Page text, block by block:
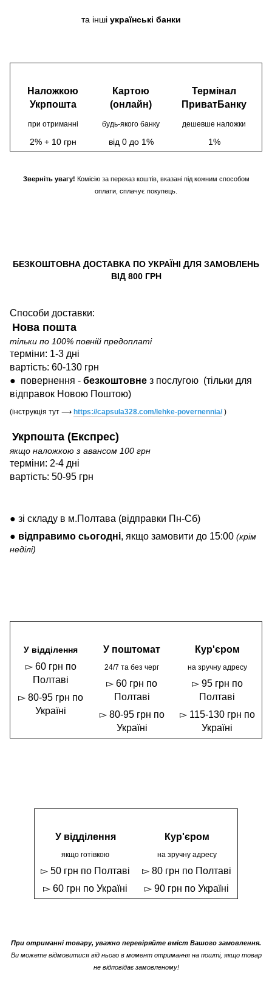
та інші українські банки
Наложкою
Укрпошта
Картою
(онлайн)
Термінал
ПриватБанку
при отриманні будь-якого банку дешевше наложки
2% + 10 грн від 0 до 1% 1%
Зверніть увагу! Комісію за переказ коштів, вказані під кожним способом
оплати, сплачує покупець.
БЕЗКОШТОВНА ДОСТАВКА ПО УКРАЇНІ ДЛЯ ЗАМОВЛЕНЬ
ВІД 800 ГРН
Способи доставки:
Нова пошта
тільки по 100% повній предоплаті
терміни: 1-3 дні
вартість: 60-130 грн
● повернення - безкоштовне з послугою (тільки для
відправок Новою Поштою)
(інструкція тут ⟶ https://capsula328.com/lehke-povernennia/)
Укрпошта (Експрес)
якщо наложкою з авансом 100 грн
терміни: 2-4 дні
вартість: 50-95 грн
● зі складу в м.Полтава (відправки Пн-Сб)
● відправимо сьогодні, якщо замовити до 15:00 (крім
неділі)
У відділення
▻ 60 грн по
Полтаві
▻ 80-95 грн по
Україні
У поштомат
24/7 та без черг
▻ 60 грн по
Полтаві
▻ 80-95 грн по
Україні
Кур'єром
на зручну адресу
▻ 95 грн по
Полтаві
▻ 115-130 грн по
Україні
У відділення
якщо готівкою
▻ 50 грн по Полтаві
▻ 60 грн по Україні
Кур'єром
на зручну адресу
▻ 80 грн по Полтаві
▻ 90 грн по Україні
При отриманні товару, уважно перевіряйте вміст Вашого замовлення.
Ви можете відмовитися від нього в момент отримання на пошті, якщо товар
не відповідає замовленому!